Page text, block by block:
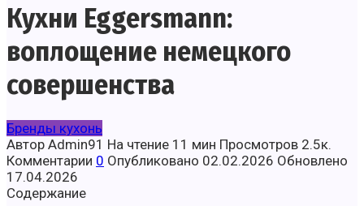
Кухни Eggersmann:
воплощение немецкого
совершенства
Бренды кухонь
Автор Admin91 На чтение 11 мин Просмотров 2.5к.
Комментарии 0 Опубликовано 02.02.2026 Обновлено
17.04.2026
Содержание